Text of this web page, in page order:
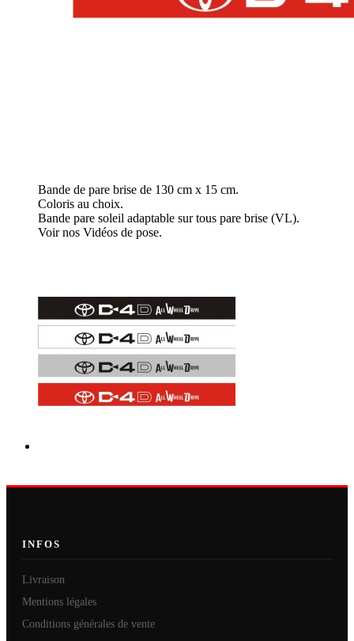
Bande de pare brise de 130 cm x 15 cm.
Coloris au choix.
Bande pare soleil adaptable sur tous pare brise (VL).
Voir nos Vidéos de pose.
INFOS
Livraison
Mentions légales
Conditions générales de vente